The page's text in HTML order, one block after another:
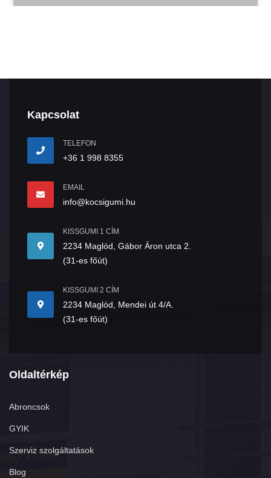
Kapcsolat
TELEFON
+36 1 998 8355
EMAIL
info@kocsigumi.hu
KISSGUMI 1 CÍM
2234 Maglód, Gábor Áron utca 2.
(31-es főút)
KISSGUMI 2 CÍM
2234 Maglód, Mendei út 4/A.
(31-es főút)
Oldaltérkép
Abroncsok
GYIK
Szerviz szolgáltatások
Blog